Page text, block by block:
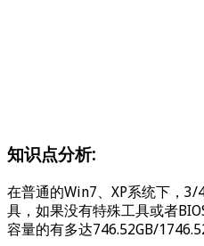
知识点分析:
在普通的Win7、XP系统下，
具，如果没有特殊工具或者
容量的有多达746.52GB/